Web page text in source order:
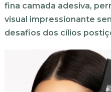
fina camada adesiva,
visual impressionante
desafios dos cílios